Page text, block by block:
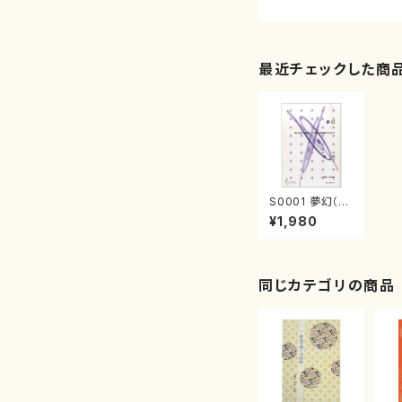
最近チェックした商
S0001 夢幻（三
味線/関一郎/楽
譜）
¥1,980
同じカテゴリの商品